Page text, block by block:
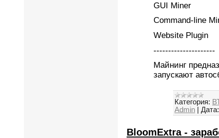
GUI Miner
Command-line
Website Plugin
---------------------
Майнинг
запускают
Категория:
Admin
Дата:
BloomExtra -